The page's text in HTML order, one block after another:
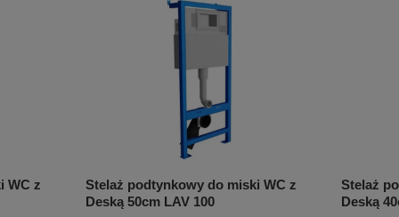
WC z
Stelaż podtynkowy do miski WC z
Deską 50cm LAV 100
Stelaż
Deską